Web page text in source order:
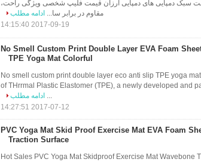
دمپایی های دمپایی ارزان قیمت فلیپ شخصی ویژگی راحت،
مقاوم در برابر سا... ادامه مطلب
2017-09-19 14:15:40
No Smell Custom Print Double Layer EVA Foam
TPE Yoga Mat Colorful
No smell custom print double layer eco anti slip TPE yoga
of THrrmal Plastic Elastomer (TPE), a newly developed and
... ادامه مطلب
2017-07-12 14:27:51
PVC Yoga Mat Skid Proof Exercise Mat EVA Foam
Traction Surface
Hot Sales PVC Yoga Mat Skidproof Exercise Mat Wavebone